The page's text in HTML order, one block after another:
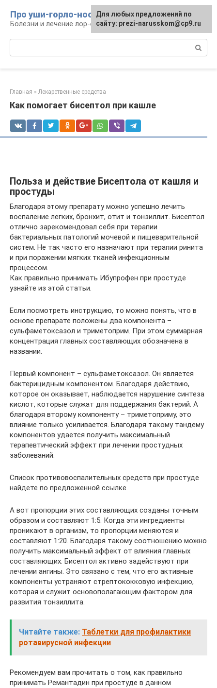
контенту
Про уши-горло-нос
Болезни и лечение лор-органов
Главная » Лекарственные средства
Как помогает бисептол при кашле
Польза и действие Бисептола от кашля и
простуды
Благодаря этому препарату можно успешно лечить
воспаление легких, бронхит, отит и тонзиллит. Бисептол
отлично зарекомендовал себя при терапии
бактериальных патологий мочевой и пищеварительной
систем. Не так часто его назначают при терапии ринита
и при поражении мягких тканей инфекционным
процессом.
Как правильно принимать Ибупрофен при простуде
узнайте из этой статьи.
Если посмотреть инструкцию, то можно понять, что в
основе препарате положены два компонента –
сульфаметоксазол и триметоприм. При этом суммарная
концентрация главных составляющих обозначена в
названии.
Первый компонент – сульфаметоксазол. Он является
бактерицидным компонентом. Благодаря действию,
которое он оказывает, наблюдается нарушение синтеза
кислот, которые служат для поддержания бактерий. А
благодаря второму компоненту – триметоприму, это
влияние только усиливается. Благодаря такому тандему
компонентов удается получить максимальный
терапевтический эффект при лечении простудных
заболеваний.
Список противовоспалительных средств при простуде
найдете по предложенной ссылке.
А вот пропорции этих составляющих созданы точным
образом и составляют 1:5. Когда эти ингредиенты
проникают в организм, то пропорции меняются и
составляют 1:20. Благодаря такому соотношению можно
получить максимальный эффект от влияния главных
составляющих. Бисептол активно задействуют при
лечении ангины. Это связано с тем, что его активные
компоненты устраняют стрептококковую инфекцию,
которая и служит основополагающим фактором для
развития тонзиллита.
Читайте также: Таблетки для профилактики
ротавирусной инфекции
Рекомендуем вам прочитать о том, как правильно
принимать Ремантадин при простуде в данном
Для любых предложений по
сайту: prezi-narusskom@cp9.ru